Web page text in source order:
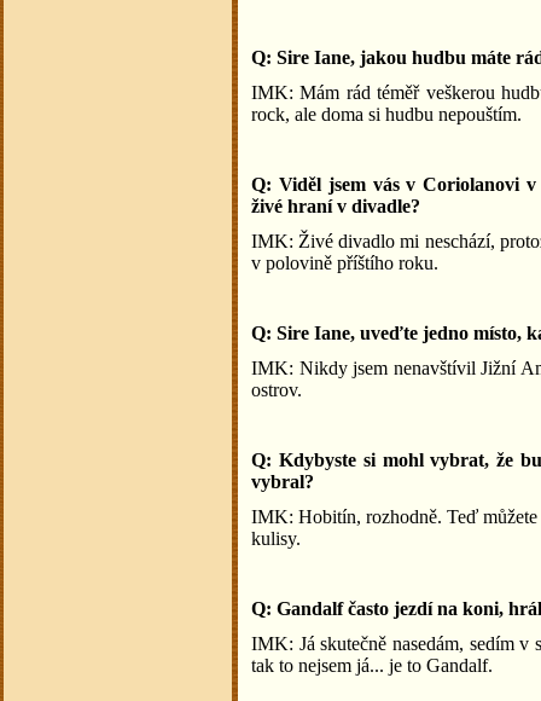
Q: Sire Iane, jakou hudbu máte
IMK: Mám rád téměř veškerou
rock, ale doma si hudbu nepouštím.
Q: Viděl jsem vás v Coriolanovi
živé hraní v divadle?
IMK: Živé divadlo mi neschází,
v polovině příštího roku.
Q: Sire Iane, uveďte jedno místo,
IMK: Nikdy jsem nenavštívil Jižní
ostrov.
Q: Kdybyste si mohl vybrat, že
vybral?
IMK: Hobitín, rozhodně. Teď
kulisy.
Q: Gandalf často jezdí na koni,
IMK: Já skutečně nasedám, sedím v
tak to nejsem já... je to Gandalf.